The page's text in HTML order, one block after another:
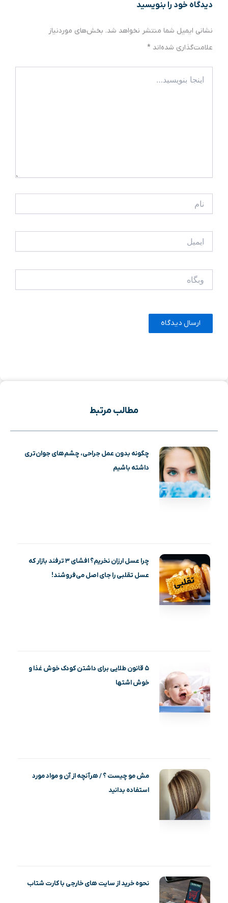
دیدگاه‌ خود را بنویسید
نشانی ایمیل شما منتشر نخواهد شد. بخش‌های موردنیاز
علامت‌گذاری شده‌اند *
بنویسید…
مطالب مرتبط
چگونه بدون عمل جراحی، چشم‌های جوان‌تری
داشته باشیم
چرا عسل ارزان نخریم؟ افشای ۳ ترفند بازار که
عسل تقلبی را جای اصل می‌فروشند!
۵ قانون طلایی برای داشتن کودک خوش غذا و
خوش اشتها
مش مو چیست ؟ / هرآنچه از آن و مواد مورد
استفاده بدانید
نحوه خرید از سایت های خارجی با کارت شتاب